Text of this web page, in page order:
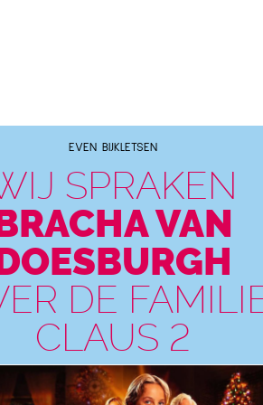
EVEN BIJKLETSEN
SPRAKEN
VAN
DE
CLAUS 2